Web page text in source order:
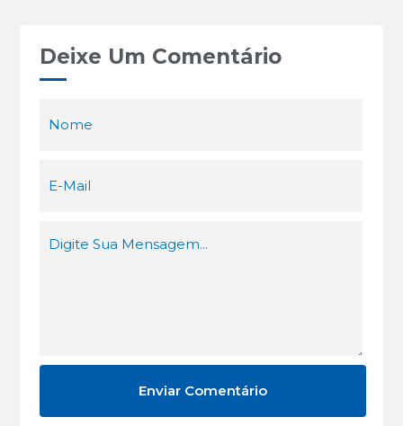
Deixe Um Comentário